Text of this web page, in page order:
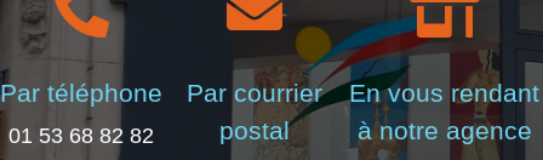
Par téléphone
01 53 68 82 82
Par courrier
postal
En vous rendant
à notre agence